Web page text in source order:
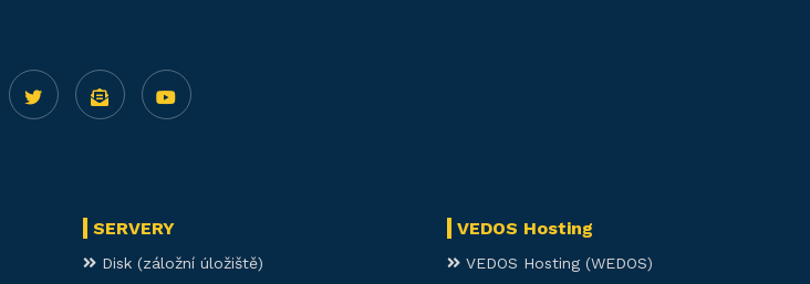
SERVERY
Disk (záložní úložiště)
VEDOS Hosting
VEDOS Hosting (WEDOS)